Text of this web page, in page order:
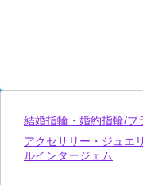
結婚指輪・婚約指輪/
アクセサリー・ジュエ
ルインタージェム